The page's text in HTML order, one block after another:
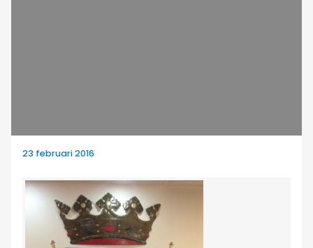
23 februari 2016